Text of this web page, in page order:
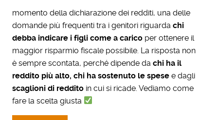
momento della dichiarazione dei redditi, una delle
domande più frequenti tra i genitori riguarda chi
debba indicare i figli come a carico per ottenere il
maggior risparmio fiscale possibile. La risposta non
è sempre scontata, perché dipende da chi ha il
reddito più alto, chi ha sostenuto le spese e dagli
scaglioni di reddito in cui si ricade. Vediamo come
fare la scelta giusta